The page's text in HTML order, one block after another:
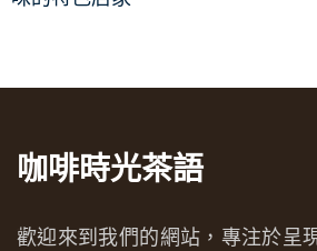
咖啡時光茶語
歡迎來到我們的網站，專注於呈